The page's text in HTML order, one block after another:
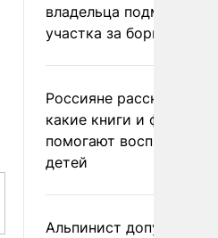
владельца
участка за борщевик
Россияне рассказали,
какие книги и фильмы
помогают воспитывать
детей
Альпинист допустил